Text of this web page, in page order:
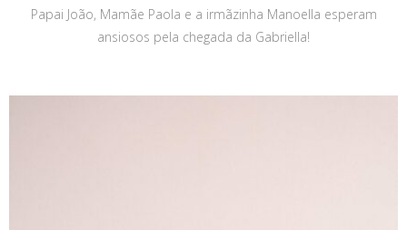
Papai João, Mamãe Paola e a irmãzinha Manoella esperam
ansiosos pela chegada da Gabriella!